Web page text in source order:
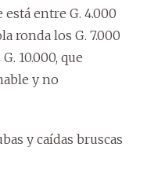
entre G. 4.000
ronda los G. 7.000
10.000, que
y no
y caídas bruscas